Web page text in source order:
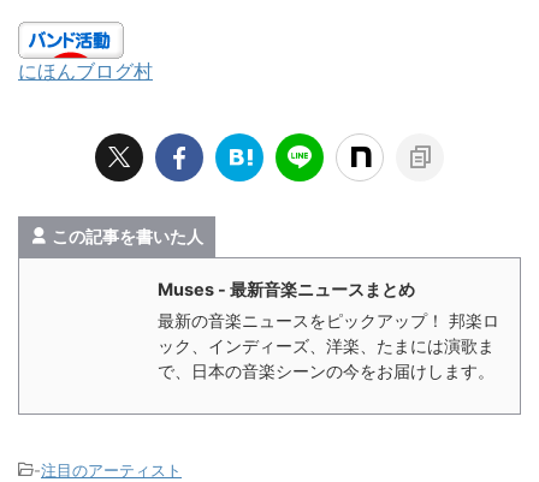
にほんブログ村
この記事を書いた人
Muses - 最新音楽ニュースまとめ
最新の音楽ニュースをピックアップ！ 邦楽ロ
ック、インディーズ、洋楽、たまには演歌ま
で、日本の音楽シーンの今をお届けします。
-注目のアーティスト